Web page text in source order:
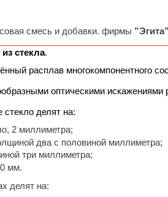
смесь и добавки. фирмы
стекла.
расплав многокомпонентного
оптическими искажениями
делят на:
2 миллиметра;
два с половиной миллиметра;
три миллиметра;
мм.
делят на: